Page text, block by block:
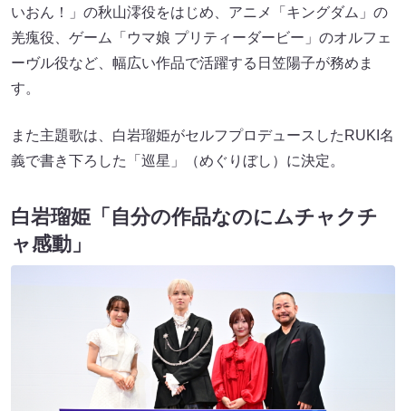
いおん！」の秋山澪役をはじめ、アニメ「キングダム」の
羌瘣役、ゲーム「ウマ娘 プリティーダービー」のオルフェ
ーヴル役など、幅広い作品で活躍する日笠陽子が務めま
す。
また主題歌は、白岩瑠姫がセルフプロデュースしたRUKI名
義で書き下ろした「巡星」（めぐりぼし）に決定。
白岩瑠姫「自分の作品なのにムチャクチ
ャ感動」